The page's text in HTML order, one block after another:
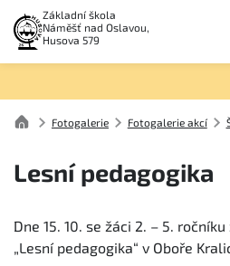
Základní škola
Náměšť nad Oslavou,
Husova 579
Fotogalerie Fotogalerie akcí
Lesní pedagogika
Dne 15. 10. se žáci 2. – 5.
„Lesní pedagogika“ v Oboře